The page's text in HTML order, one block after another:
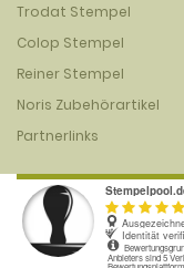
Trodat Stempel
Colop Stempel
Reiner Stempel
Noris Zubehörartikel
Partnerlinks